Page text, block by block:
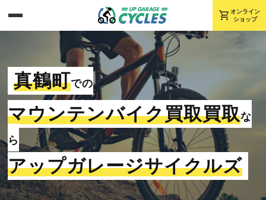
shopping_cart オンライン
ショップ
真鶴町での
マウンテンバイク買取買取な
ら
アップガレージサイクルズ